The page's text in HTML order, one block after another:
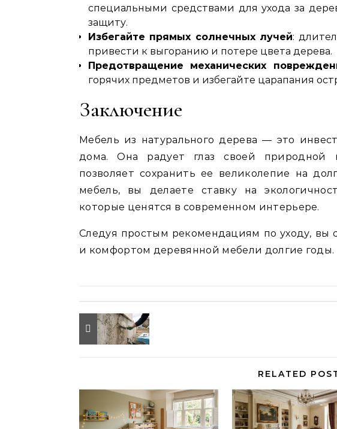
специальными средствами для ухода за
защиту.
Избегайте прямых солнечных лучей:
привести к выгоранию и потере цвета дерева.
Предотвращение механических
горячих предметов и избегайте царапания
Заключение
Мебель из натурального дерева — это
дома. Она радует глаз своей природной
позволяет сохранить ее великолепие на
мебель, вы делаете ставку на
которые ценятся в современном интерьере.
Следуя простым рекомендациям по уходу, вы
и комфортом деревянной мебели долгие годы.
RELATED